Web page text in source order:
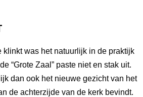
was het natuurlijk in de praktijk
“Grote Zaal” paste niet en stak uit.
dan ook het nieuwe gezicht van het
de achterzijde van de kerk bevindt.